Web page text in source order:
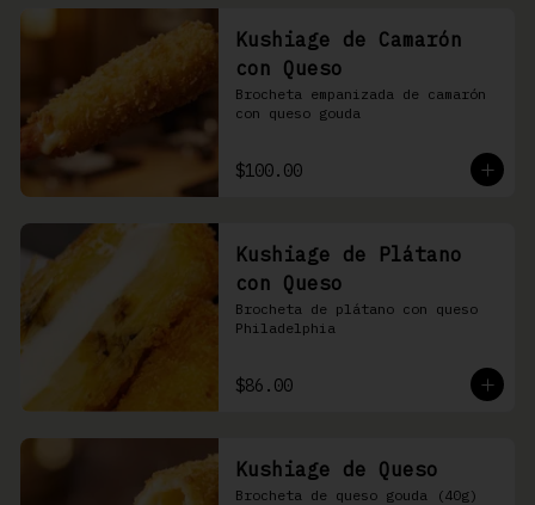
Kushiage de Camarón
con Queso
Brocheta empanizada de camarón
con queso gouda
$100.00
Kushiage de Plátano
con Queso
Brocheta de plátano con queso
Philadelphia
$86.00
Kushiage de Queso
Brocheta de queso gouda (40g)